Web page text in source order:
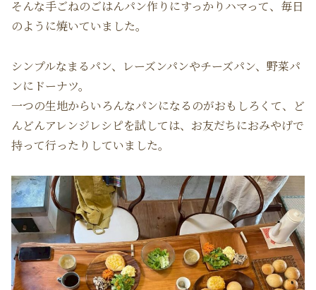
そんな手ごねのごはんパン作りにすっかりハマって、毎日
のように焼いていました。
シンプルなまるパン、レーズンパンやチーズパン、野菜パ
ンにドーナツ。
一つの生地からいろんなパンになるのがおもしろくて、ど
んどんアレンジレシピを試しては、お友だちにおみやげで
持って行ったりしていました。